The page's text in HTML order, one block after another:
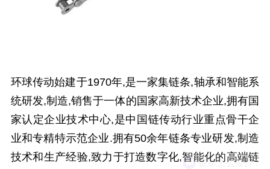
环球传动始建于1970年,是一家集链条,轴承和智能系
统研发,制造,销售于一体的国家高新技术企业,拥有国
家认定企业技术中心,是中国链传动行业重点骨干企
业和专精特示范企业.拥有50余年链条专业研发,制造
技术和生产经验,致力于打造数字化,智能化的高端链
链条怎么报价？